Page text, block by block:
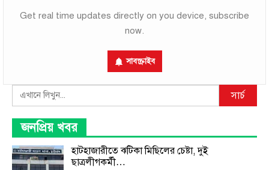
Get real time updates directly on you device, subscribe
now.
সাবস্ক্রাইব
Search সার্চ
জনপ্রিয় খবর
হাটহাজারীতে ঝটিকা মিছিলের চেষ্টা, দুই
ছাত্রলীগকর্মী…